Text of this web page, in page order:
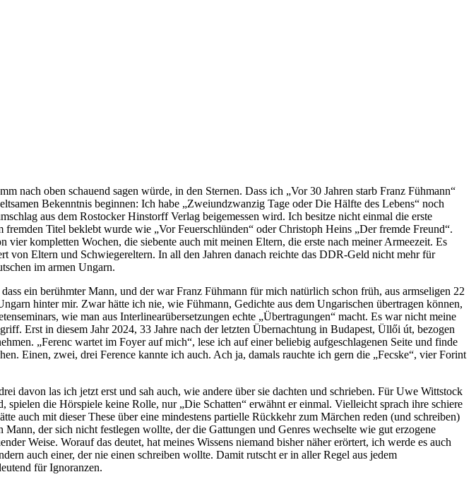
nach oben schauend sagen würde, in den Sternen. Dass ich „Vor 30 Jahren starb Franz Fühmann“
Bekenntnis beginnen: Ich habe „Zweiundzwanzig Tage oder Die Hälfte des Lebens“ noch
aus dem Rostocker Hinstorff Verlag beigemessen wird. Ich besitze nicht einmal die erste
Titel beklebt wurde wie „Vor Feuerschlünden“ oder Christoph Heins „Der fremde Freund“.
kompletten Wochen, die siebente auch mit meinen Eltern, die erste nach meiner Armeezeit. Es
Eltern und Schwiegereltern. In all den Jahren danach reichte das DDR-Geld nicht mehr für
im armen Ungarn.
ein berühmter Mann, und der war Franz Fühmann für mich natürlich schon früh, aus armseligen 22
hinter mir. Zwar hätte ich nie, wie Fühmann, Gedichte aus dem Ungarischen übertragen können,
wie man aus Interlinearübersetzungen echte „Übertragungen“ macht. Es war nicht meine
Erst in diesem Jahr 2024, 33 Jahre nach der letzten Übernachtung in Budapest, Üllői út, bezogen
„Ferenc wartet im Foyer auf mich“, lese ich auf einer beliebig aufgeschlagenen Seite und finde
Einen, zwei, drei Ference kannte ich auch. Ach ja, damals rauchte ich gern die „Fecske“, vier Forint
davon las ich jetzt erst und sah auch, wie andere über sie dachten und schrieben. Für Uwe Wittstock
die Hörspiele keine Rolle, nur „Die Schatten“ erwähnt er einmal. Vielleicht sprach ihre schiere
auch mit dieser These über eine mindestens partielle Rückkehr zum Märchen reden (und schreiben)
der sich nicht festlegen wollte, der die Gattungen und Genres wechselte wie gut erzogene
Weise. Worauf das deutet, hat meines Wissens niemand bisher näher erörtert, ich werde es auch
auch einer, der nie einen schreiben wollte. Damit rutscht er in aller Regel aus jedem
für Ignoranzen.